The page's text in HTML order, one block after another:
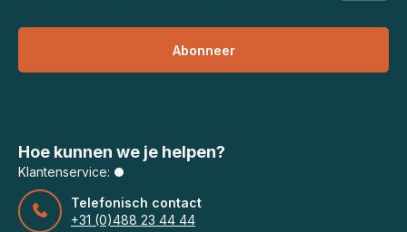
Abonneer
Hoe kunnen we je helpen?
Klantenservice:
Telefonisch contact
+31 (0)488 23 44 44